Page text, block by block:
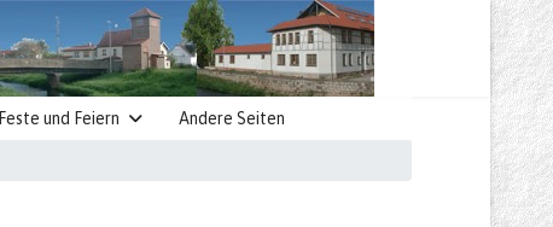
Feste und Feiern Andere Seiten